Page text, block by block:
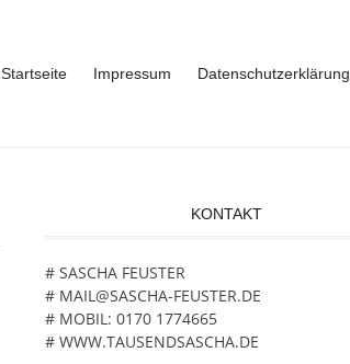
Startseite Impressum Datenschutzerklärung
KONTAKT
# SASCHA FEUSTER
# MAIL@SASCHA-FEUSTER.DE
# MOBIL: 0170 1774665
# WWW.TAUSENDSASCHA.DE